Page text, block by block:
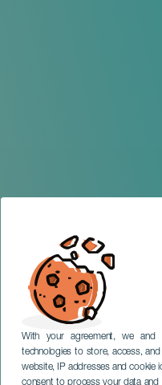
With your agreement, we and
technologies to store, access,
website, IP addresses and cookie
consent to process your data and